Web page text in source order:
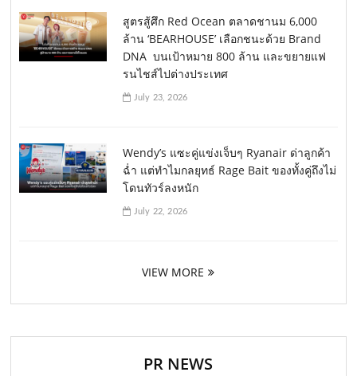
สูตรสู้ศึก Red Ocean ตลาดชานม 6,000
ล้าน ‘BEARHOUSE’ เลือกชนะด้วย Brand
DNA บนเป้าหมาย 800 ล้าน และขยายแฟ
รนไชส์ไปต่างประเทศ
July 23, 2026
Wendy’s แซะคู่แข่งเจ็บๆ Ryanair ด่าลูกค้า
ฉ่ำ แต่ทำไมกลยุทธ์ Rage Bait ของทั้งคู่ถึงไม่
โดนทัวร์ลงหนัก
July 22, 2026
VIEW MORE
PR NEWS